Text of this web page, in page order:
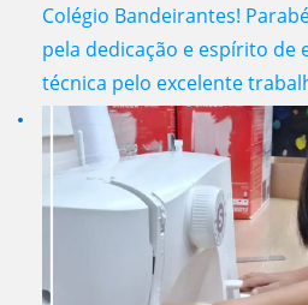
Colégio Bandeirantes!
pela dedicação e espírito de
técnica pelo excelente